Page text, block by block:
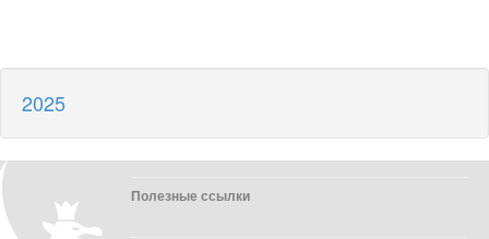
2025
Полезные ссылки